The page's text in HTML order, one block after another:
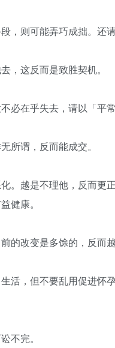
，则可能弄巧成拙。还
，这反而是致胜契机。
必在乎失去，请以「平
所谓，反而能成交。
。越是不理他，反而更
健康。
的改变是多馀的，反而越
活，但不要乱用促进怀
不完。